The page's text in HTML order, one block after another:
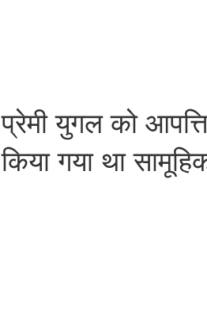
प्रेमी युगल को
किया गया था